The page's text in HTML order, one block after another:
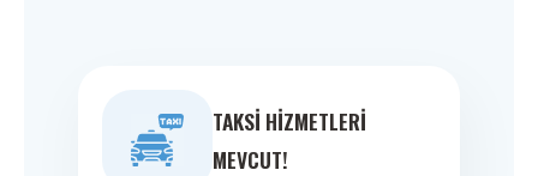
TAKSI HIZMETLERI
MEVCUT!